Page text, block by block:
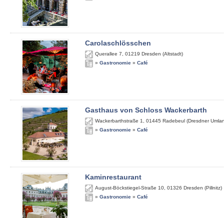
Carolaschlösschen
Querallee 7 01219 Dresden (Altstadt)
» Gastronomie » Café
Gasthaus von Schloss Wackerbarth
Wackerbarthstraße 1 01445 Radebeul (Dresdner
» Gastronomie » Café
Kaminrestaurant
August-Böckstiegel-Straße 10 01326 Dresden (Pillnitz)
» Gastronomie » Café